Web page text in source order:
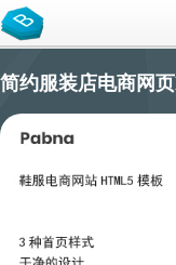
简约服装店电商网